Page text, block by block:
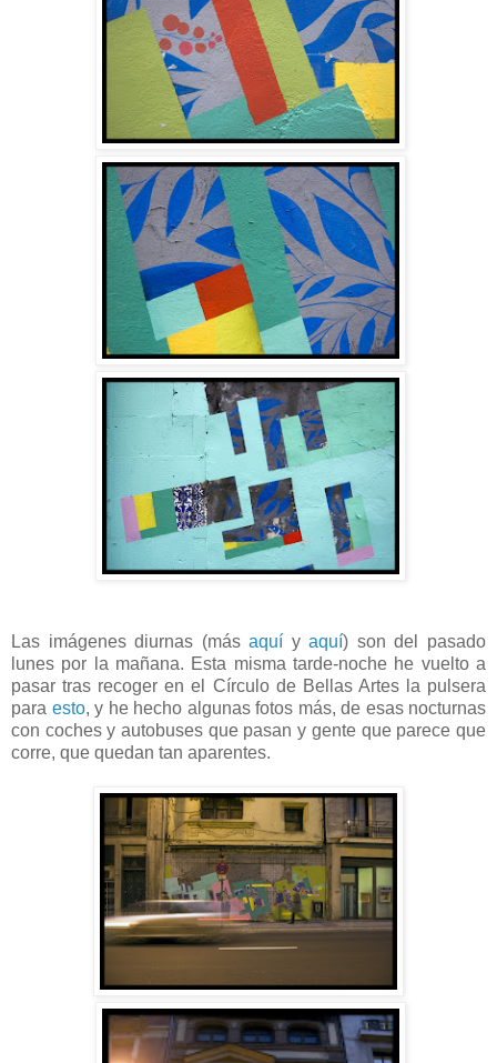
Las imágenes diurnas (másaquí yaquí) son del pasado
lunes por la mañana. Esta misma tarde-noche he vuelto a
pasar tras recoger en el Círculo de Bellas Artes la pulsera
para esto, y he hecho algunas fotos más, de esas nocturnas
con coches y autobuses que pasan y gente que parece que
corre, que quedan tan aparentes.